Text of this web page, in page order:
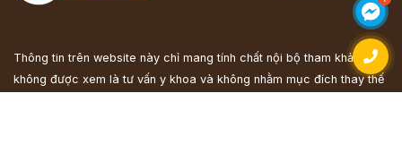
Thông tin trên website này chỉ mang tính chất nội bộ tham khảo;
không được xem là tư vấn y khoa và không nhằm mục đích thay thế